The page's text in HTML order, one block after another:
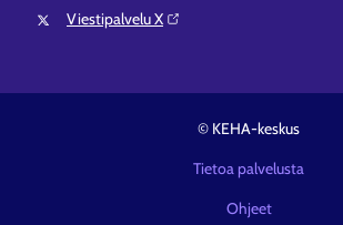
Viestipalvelu X⁠
© KEHA-keskus
Tietoa palvelusta
Ohjeet